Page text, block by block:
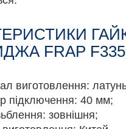
FRAP
виготовлення:
підключення: 40 мм;
зовнішня;